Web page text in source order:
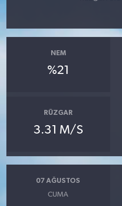
NEM
%21
RÜZGAR
3.31 M/S
07 AĞUSTOS
CUMA